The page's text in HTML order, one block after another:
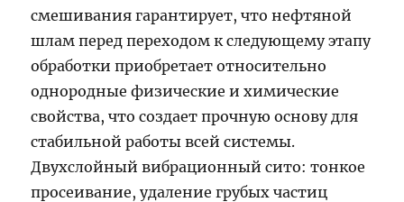
смешивания гарантирует, что нефтяной
шлам перед переходом к следующему этапу
обработки приобретает относительно
однородные физические и химические
свойства, что создает прочную основу для
стабильной работы всей системы.
Двухслойный вибрационный сито: тонкое
просеивание, удаление грубых частиц